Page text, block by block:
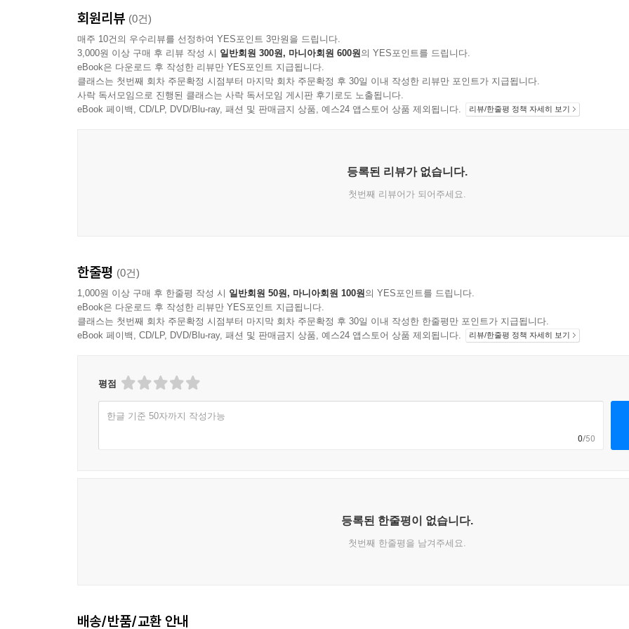
회원리뷰 (0건)
매주 10건의 우수리뷰를 선정하여 YES포인트 3만원을 드립니다.
3,000원 이상 구매 후 리뷰 작성 시 일반회원 300원, 마니아회원 600원의 YES포인트를 드립니다.
eBook은 다운로드 후 작성한 리뷰만 YES포인트 지급됩니다.
클래스는 첫번째 회차 주문확정 시점부터 마지막 회차 주문확정 후 30일 이내 작성한 리뷰만 포인트가 지급됩니다.
사락 독서모임으로 진행된 클래스는 사락 독서모임 게시판 후기로도 노출됩니다.
eBook 페이백, CD/LP, DVD/Blu-ray, 패션 및 판매금지 상품, 예스24 앱스토어 상품 제외됩니다.
리뷰/한줄평 정책 자세히 보기
등록된 리뷰가 없습니다.
첫번째 리뷰어가 되어주세요.
한줄평 (0건)
1,000원 이상 구매 후 한줄평 작성 시 일반회원 50원, 마니아회원 100원의 YES포인트를 드립니다.
eBook은 다운로드 후 작성한 리뷰만 YES포인트 지급됩니다.
클래스는 첫번째 회차 주문확정 시점부터 마지막 회차 주문확정 후 30일 이내 작성한 한줄평만 포인트가 지급됩니다.
eBook 페이백, CD/LP, DVD/Blu-ray, 패션 및 판매금지 상품, 예스24 앱스토어 상품 제외됩니다.
리뷰/한줄평 정책 자세히 보기
평점
한글 기준 50자까지 작성가능
0/50
등록된 한줄평이 없습니다.
첫번째 한줄평을 남겨주세요.
배송/반품/교환 안내